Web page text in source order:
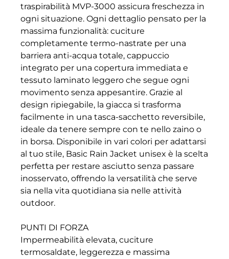
traspirabilità MVP-3000 assicura freschezza in
ogni situazione. Ogni dettaglio pensato per la
massima funzionalità: cuciture
completamente termo-nastrate per una
barriera anti-acqua totale, cappuccio
integrato per una copertura immediata e
tessuto laminato leggero che segue ogni
movimento senza appesantire. Grazie al
design ripiegabile, la giacca si trasforma
facilmente in una tasca-sacchetto reversibile,
ideale da tenere sempre con te nello zaino o
in borsa. Disponibile in vari colori per adattarsi
al tuo stile, Basic Rain Jacket unisex è la scelta
perfetta per restare asciutto senza passare
inosservato, offrendo la versatilità che serve
sia nella vita quotidiana sia nelle attività
outdoor.
PUNTI DI FORZA
Impermeabilità elevata, cuciture
termosaldate, leggerezza e massima